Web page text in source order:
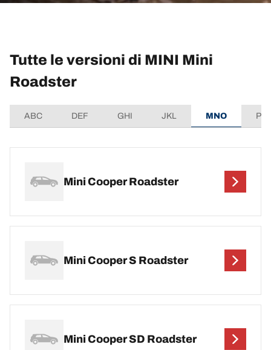
Tutte le versioni di MINI Mini
Roadster
ABC DEF GHI JKL MNO
Mini Cooper Roadster
Mini Cooper S Roadster
Mini Cooper SD Roadster